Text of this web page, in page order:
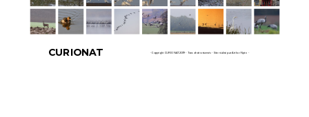
CURIONAT - Copyright CURIONAT 2019 - Tous droits réservés - Site réalisé par Arthur Nptn -